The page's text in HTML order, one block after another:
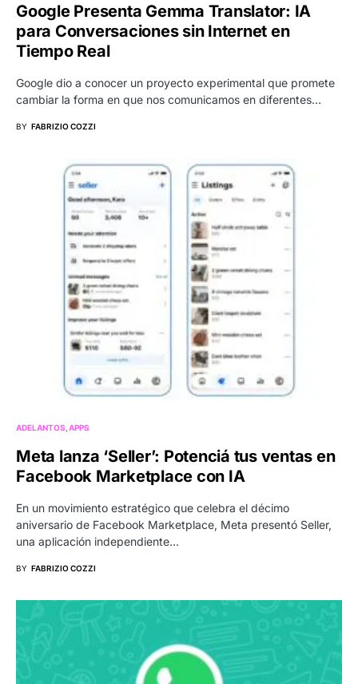
Google Presenta Gemma Translator: IA
para Conversaciones sin Internet en
Tiempo Real
Google dio a conocer un proyecto experimental que promete
cambiar la forma en que nos comunicamos en diferentes…
BY FABRIZIO COZZI
ADELANTOS APPS
Meta lanza ‘Seller’: Potenciá tus ventas en
Facebook Marketplace con IA
En un movimiento estratégico que celebra el décimo
aniversario de Facebook Marketplace, Meta presentó Seller,
una aplicación independiente…
BY FABRIZIO COZZI